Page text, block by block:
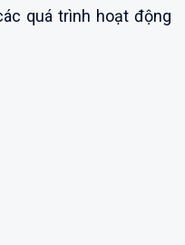
quá trình hoạt động